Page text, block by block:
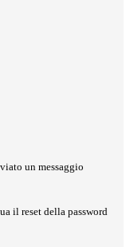
un messaggio
il reset della password